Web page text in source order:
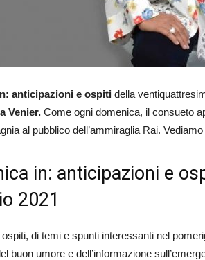
anticipazioni e ospiti della
Venier. Come ogni domenica, il consueto
al pubblico dell’ammiraglia Rai.
in: anticipazioni e
2021
di temi e spunti interessanti nel
buon umore e dell’informazione